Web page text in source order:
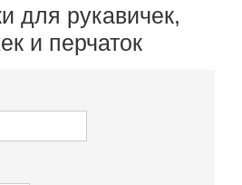
для рукавичек,
и перчаток